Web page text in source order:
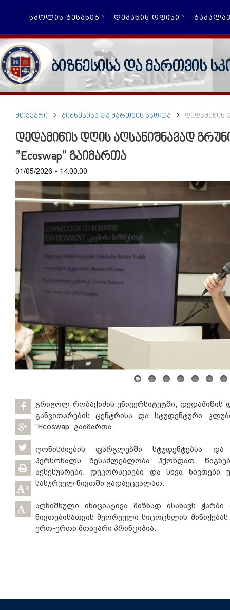
ᲡᲙᲝᲚᲘᲡ ᲨᲔᲡᲐᲮᲔᲑ ᲓᲔᲙᲐᲜᲘᲡ ᲝᲤᲘᲡᲘ
ბიზნესისა და მართვის
ᲛᲗᲐᲕᲐᲠᲘ ᲑᲘᲖᲜᲔᲡᲘᲡᲐ ᲓᲐ ᲛᲐᲠᲗᲕᲘᲡ ᲡᲙᲝᲚᲐ ᲓᲔᲓᲐᲛᲘᲬᲘᲡ
დედამიწის დღის აღსანიშნავად
”Ecoswap” გაიმართა
01/05/2026 - 14:00:00
+
-
გრიგოლ რობაქიძის უნივერსიტეტში, დედამიწის
განვითარების ცენტრისა და სტუდენტური
“Ecoswap” გაიმართა.
ღონისძიების ფარგლებში სტუდენტებსა და
პერსონალს შესაძლებლობა ჰქონდათ,
აქსესუარები, დეკორაციები და სხვა ნივთები
სასურველ ნივთში გადაეცვალათ.
აღნიშნული ინიციატივა მიზნად ისახავს
ნივთებისათვის მეორეული სიცოცხლის
ერთ-ერთი მთავარი პრინციპია.